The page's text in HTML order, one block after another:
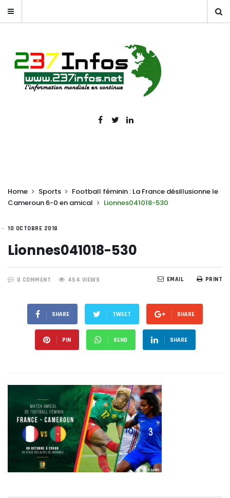
Home Sports
Football féminin : La France désillusionne le
Cameroun 6-0 en amical
Lionnes041018-530
10 OCTOBRE 2018
Lionnes041018-530
0 COMMENT 454 VIEWS PRINT
EMAIL
SHARE TWEET SHARE
PIN SEND SHARE